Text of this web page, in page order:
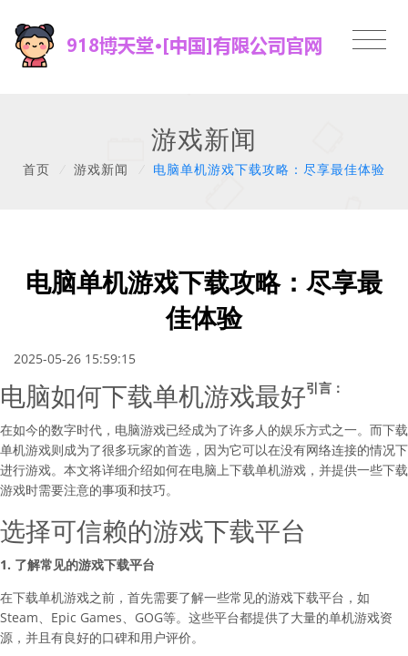
游戏新闻
首页 游戏新闻 电脑单机游戏下载攻略：尽享最佳体验
电脑单机游戏下载攻略：尽享最
佳体验
2025-05-26 15:59:15
电脑如何下载单机游戏最好引言：
在如今的数字时代，电脑游戏已经成为了许多人的娱乐方式之一。而下载
单机游戏则成为了很多玩家的首选，因为它可以在没有网络连接的情况下
进行游戏。本文将详细介绍如何在电脑上下载单机游戏，并提供一些下载
游戏时需要注意的事项和技巧。
选择可信赖的游戏下载平台
1. 了解常见的游戏下载平台
在下载单机游戏之前，首先需要了解一些常见的游戏下载平台，如
Steam、Epic Games、GOG等。这些平台都提供了大量的单机游戏资
源，并且有良好的口碑和用户评价。